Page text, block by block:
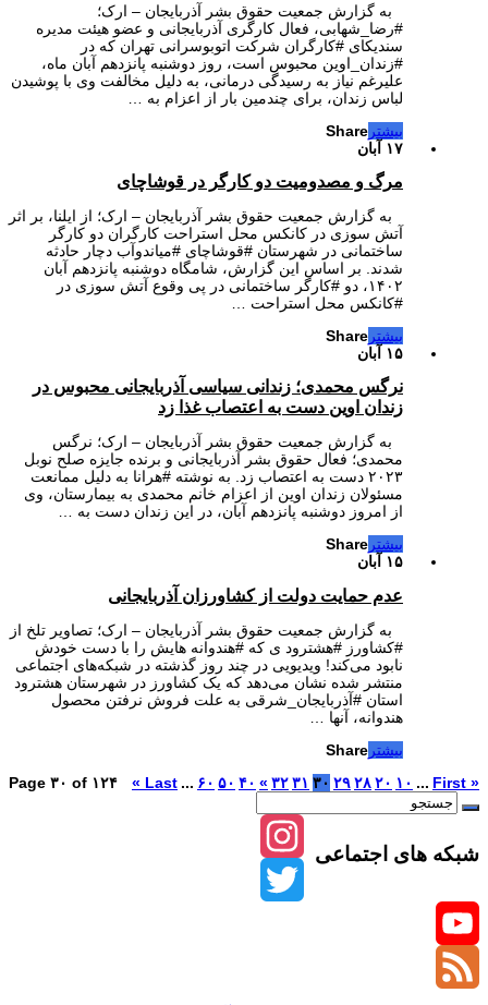
به گزارش جمعیت حقوق بشر آذربایجان – ارک؛
#رضا_شهابی، فعال کارگری آذربایجانی و عضو هیئت مدیره
سندیکای #کارگران شرکت اتوبوسرانی تهران که در
#زندان_اوین محبوس است، روز دوشنبه پانزدهم آبان ماه،
علیرغم نیاز به رسیدگی درمانی، به دلیل مخالفت وی با پوشیدن
لباس زندان، برای چندمین بار از اعزام به …
بیشتر Share
۱۷ آبان
مرگ و مصدومیت دو کارگر در قوشاچای
به گزارش جمعیت حقوق بشر آذربایجان – ارک؛ از ایلنا، بر اثر
آتش سوزی در کانکس محل استراحت کارگران دو کارگر
ساختمانی در شهرستان #قوشاچای #میاندوآب دچار حادثه
شدند. بر اساس این گزارش، شامگاه دوشنبه پانزدهم آبان
۱۴۰۲، دو #کارگر ساختمانی در پی وقوع آتش سوزی در
#کانکس محل استراحت …
بیشتر Share
۱۵ آبان
نرگس محمدی؛ زندانی سیاسی آذربایجانی محبوس در
زندان اوین دست به اعتصاب غذا زد
به گزارش جمعیت حقوق بشر آذربایجان – ارک؛ نرگس
محمدی؛ فعال حقوق بشر آذربایجانی و برنده جایزه صلح نوبل
۲۰۲۳ دست به اعتصاب زد. به نوشته #هرانا به دلیل ممانعت
مسئولان زندان اوین از اعزام خانم محمدی به بیمارستان، وی
از امروز دوشنبه پانزدهم آبان، در این زندان دست به …
بیشتر Share
۱۵ آبان
عدم حمایت دولت از کشاورزان آذربایجانی
به گزارش جمعیت حقوق بشر آذربایجان – ارک؛ تصاویر تلخ از
#کشاورز #هشترود ی که #هندوانه‌ هایش را با دست خودش
نابود می‌کند! ویدیویی در چند روز گذشته در شبکه‌های اجتماعی
منتشر شده نشان می‌دهد که یک کشاورز در شهرستان هشترود
استان #آذربایجان_شرقی به علت فروش نرفتن محصول
هندوانه، آنها …
بیشتر Share
Page ۳۰ of ۱۲۴
« First
... ۱۰ ۲۰۲۸۲۹ ۳۰ ۳۱۳۲ » ۴۰ ۵۰ ۶۰ ...
Last »
شبکه های اجتماعی
Instagram
Twitter
YouTube